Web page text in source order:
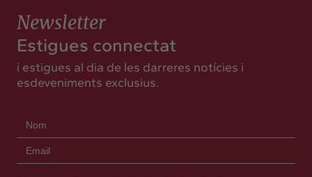
Newsletter
Estigues connectat
i estigues al dia de les darreres notícies i
esdeveniments exclusius.